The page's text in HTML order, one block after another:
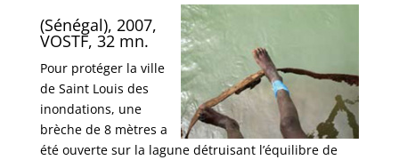
(Sénégal), 2007,
VOSTF, 32 mn.
Pour protéger la ville
de Saint Louis des
inondations, une
brèche de 8 mètres a
été ouverte sur la lagune détruisant l’équilibre de